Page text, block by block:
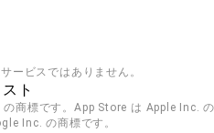
ービスではありません。
ト
商標です。App Store は Apple Inc.
Inc. の商標です。